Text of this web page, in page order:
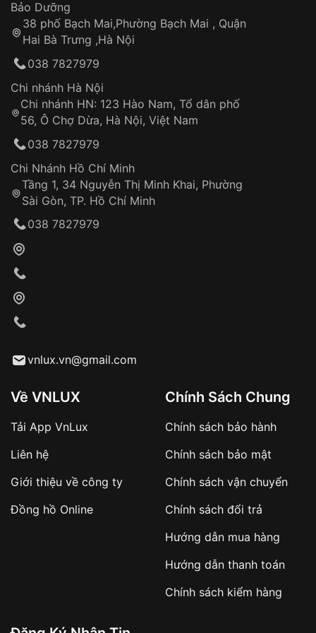
Thời gian tính từ khi xác nhận đơn hàng thành
công
Hotline: 0585 215 215
Từ khóa SEO:
Khách hàng kiểm tra và thanh toán trực tiếp
Từ khóa SEO:
sản phẩm đặc biệt
hàng
Số tiền còn lại thanh toán khi nhận hàng hoặc
✔️ Đảm bảo xử lý đơn hàng nhanh chóng
✔️ Hạn chế tình trạng hủy đơn không mong
Sản phẩm đã bị:
Tự ý sửa chữa
thống VNLUX
Đảm bảo quyền lợi khách hàng
Đồng hành cùng khách hàng trong suốt quá
trình sử dụng
Bảo Dưỡng
38 phố Bạch Mai,Phường Bạch Mai , Quận
Hai Bà Trưng ,Hà Nội
038 7827979
Chi nhánh Hà Nội
Chi nhánh HN: 123 Hào Nam, Tổ dân phố
56, Ô Chợ Dừa, Hà Nội, Việt Nam
038 7827979
Chi Nhánh Hồ Chí Minh
Tầng 1, 34 Nguyễn Thị Minh Khai, Phường
Sài Gòn, TP. Hồ Chí Minh
038 7827979
vnlux.vn@gmail.com
Về VNLUX
Tải App VnLux
Liên hệ
Giới thiệu về công ty
Đồng hồ Online
Chính Sách Chung
Chính sách bảo hành
Chính sách bảo mật
Chính sách vận chuyển
Chính sách đổi trả
Hướng dẫn mua hàng
Hướng dẫn thanh toán
Chính sách kiểm hàng